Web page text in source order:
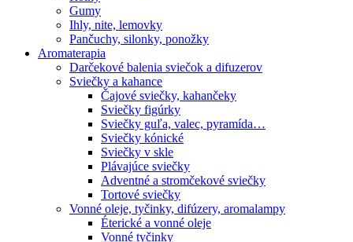
Gumy
Ihly, nite, lemovky
Pančuchy, silonky, ponožky
Aromaterapia
Darčekové balenia sviečok a difuzerov
Sviečky a kahance
Čajové sviečky, kahančeky
Sviečky figúrky
Sviečky guľa, valec, pyramída…
Sviečky kónické
Sviečky v skle
Plávajúce sviečky
Adventné a stromčekové sviečky
Tortové sviečky
Vonné oleje, tyčinky, difúzery, aromalampy
Éterické a vonné oleje
Vonné tyčinky